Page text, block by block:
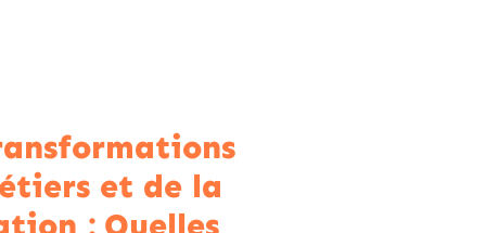
et de la
: Quelles